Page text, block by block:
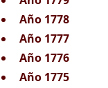
Año 1778
Año 1777
Año 1776
Año 1775